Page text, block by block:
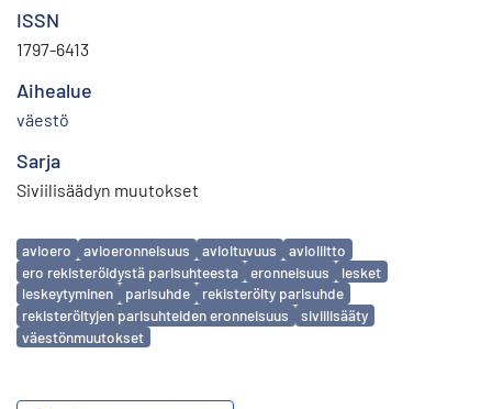
ISSN
1797-6413
Aihealue
väestö
Sarja
Siviilisäädyn muutokset
Avainsanat
avioero avioeronneisuus avioituvuus
avioliitto
ero rekisteröidystä parisuhteesta
eronneisuus
lesket
leskeytyminen
parisuhde
rekisteröity parisuhde
rekisteröityjen parisuhteiden eronneisuus
siviilisääty
väestönmuutokset